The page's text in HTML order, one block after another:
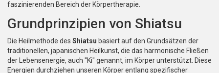
faszinierenden Bereich der Körpertherapie.
Grundprinzipien von Shiatsu
Die Heilmethode des Shiatsu basiert auf den Grundsätzen der
traditionellen, japanischen Heilkunst, die das harmonische Fließen
der Lebensenergie, auch "Ki" genannt, im Körper unterstützt. Diese
Energien durchziehen unseren Körper entlang spezifischer